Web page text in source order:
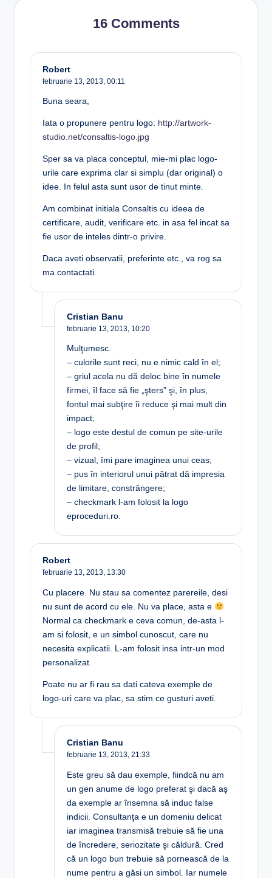
16 Comments
Robert
februarie 13, 2013, 00:11
Buna seara,
Iata o propunere pentru logo: http://artwork-
studio.net/consaltis-logo.jpg
Sper sa va placa conceptul, mie-mi plac logo-
urile care exprima clar si simplu (dar original) o
idee. In felul asta sunt usor de tinut minte.
Am combinat initiala Consaltis cu ideea de
certificare, audit, verificare etc. in asa fel incat sa
fie usor de inteles dintr-o privire.
Daca aveti observatii, preferinte etc., va rog sa
ma contactati.
Cristian Banu
februarie 13, 2013, 10:20
Mulţumesc.
– culorile sunt reci, nu e nimic cald în el;
– griul acela nu dă deloc bine în numele
firmei, îl face să fie „şters” şi, în plus,
fontul mai subţire îi reduce şi mai mult din
impact;
– logo este destul de comun pe site-urile
de profil;
– vizual, îmi pare imaginea unui ceas;
– pus în interiorul unui pătrat dă impresia
de limitare, constrângere;
– checkmark l-am folosit la logo
eproceduri.ro.
Robert
februarie 13, 2013, 13:30
Cu placere. Nu stau sa comentez parereile, desi
nu sunt de acord cu ele. Nu va place, asta e
Normal ca checkmark e ceva comun, de-asta l-
am si folosit, e un simbol cunoscut, care nu
necesita explicatii. L-am folosit insa intr-un mod
personalizat.
Poate nu ar fi rau sa dati cateva exemple de
logo-uri care va plac, sa stim ce gusturi aveti.
Cristian Banu
februarie 13, 2013, 21:33
Este greu să dau exemple, fiindcă nu am
un gen anume de logo preferat şi dacă aş
da exemple ar însemna să induc false
indicii. Consultanţa e un domeniu delicat
iar imaginea transmisă trebuie să fie una
de încredere, seriozitate şi căldură. Cred
că un logo bun trebuie să pornească de la
nume pentru a găsi un simbol. Iar numele